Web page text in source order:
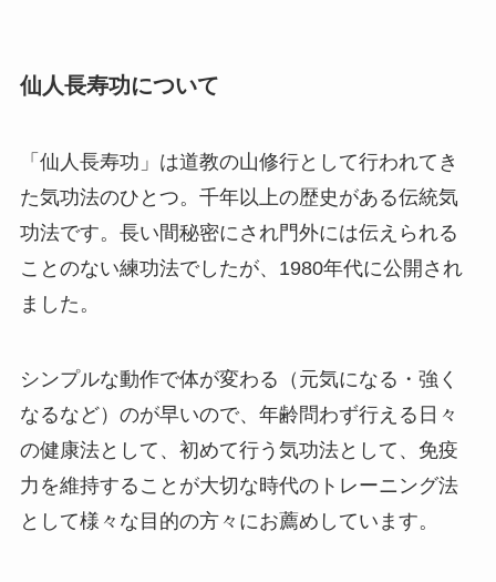
仙人長寿功について
「仙人長寿功」は道教の山修行として行われてき
た気功法のひとつ。千年以上の歴史がある伝統気
功法です。長い間秘密にされ門外には伝えられる
ことのない練功法でしたが、1980年代に公開され
ました。
シンプルな動作で体が変わる（元気になる・強く
なるなど）のが早いので、年齢問わず行える日々
の健康法として、初めて行う気功法として、免疫
力を維持することが大切な時代のトレーニング法
として様々な目的の方々にお薦めしています。